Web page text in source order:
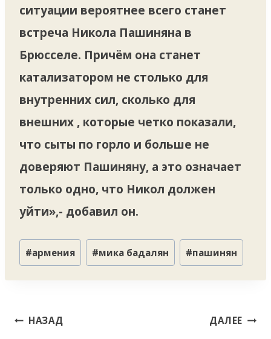
ситуации вероятнее всего станет
встреча Никола Пашиняна в
Брюсселе. Причём она станет
катализатором не столько для
внутренних сил, сколько для
внешних , которые четко показали,
что сыты по горло и больше не
доверяют Пашиняну, а это означает
только одно, что Никол должен
уйти»,- добавил он.
Метки
записи:
#армения #мика бадалян #пашинян
Навигация
НАЗАД ДАЛЕЕ